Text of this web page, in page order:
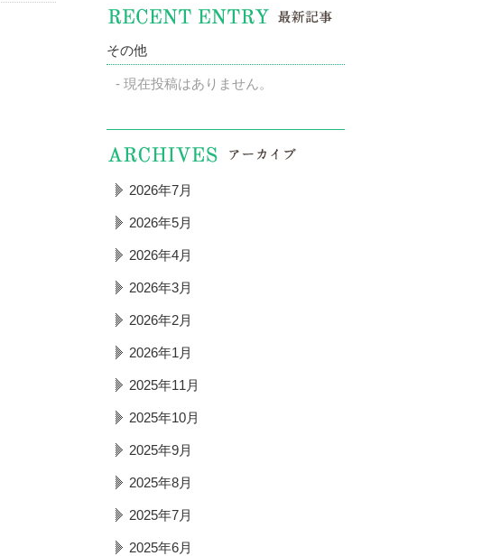
その他
現在投稿はありません。
2026年7月
2026年5月
2026年4月
2026年3月
2026年2月
2026年1月
2025年11月
2025年10月
2025年9月
2025年8月
2025年7月
2025年6月